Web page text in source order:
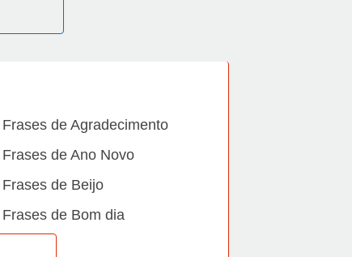
Frases de Agradecimento
Frases de Ano Novo
Frases de Beijo
Frases de Bom dia